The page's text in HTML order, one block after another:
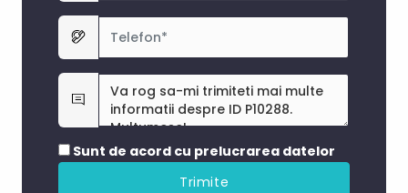
Sunt de acord cu prelucrarea datelor